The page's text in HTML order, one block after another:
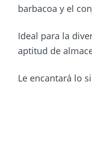
barbacoa y el
Ideal para la
aptitud de
Le encantará lo